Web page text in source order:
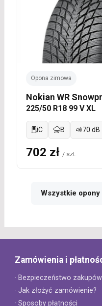
Opona zimowa
Nokian WR
225/50 R18 99 V XL
C B 70 dB
702 zł / szt.
Wszystkie
Zamówienia i
· Bezpieczeństwo zakupów
· Jak złożyć zamówienie?
· Sposoby płatności